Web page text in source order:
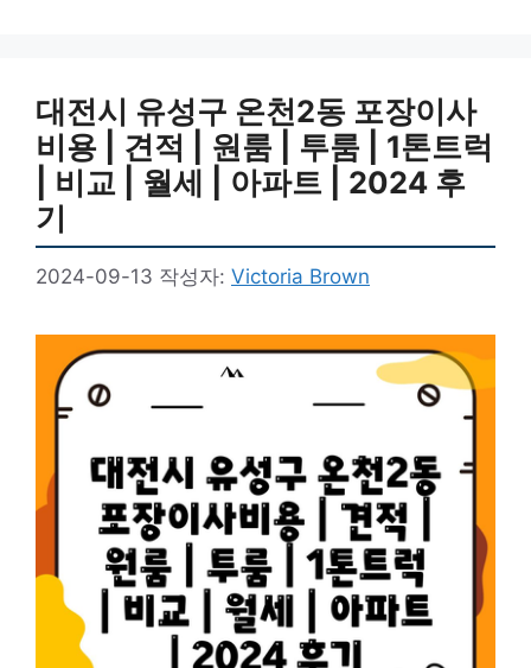
대전시 유성구 온천2동 포장이사
비용 | 견적 | 원룸 | 투룸 | 1톤트럭
| 비교 | 월세 | 아파트 | 2024 후
기
2024-09-13 작성자: Victoria Brown